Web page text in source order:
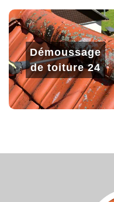
Démoussage
de toiture 24